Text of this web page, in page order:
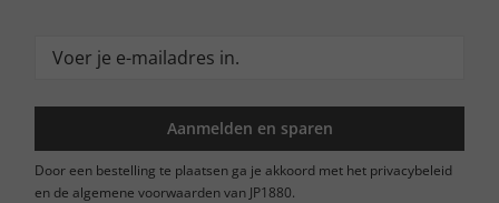
Aanmelden en sparen
Door een bestelling te plaatsen ga je akkoord met het privacybeleid
en de algemene voorwaarden van JP1880.